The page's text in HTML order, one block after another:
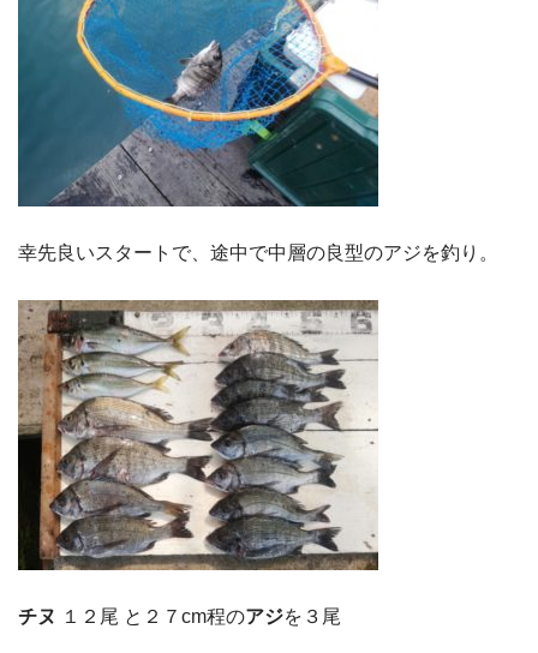
幸先良いスタートで、途中で中層の良型のアジを釣り。
チヌ １２尾 と２７cm程のアジを３尾